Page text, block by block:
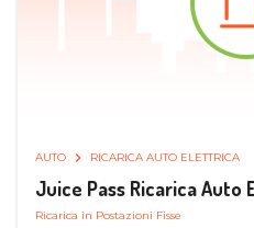
AUTO RICARICA AUTO ELETTRICA
Juice Pass Ricarica Auto
Ricarica in Postazioni Fisse